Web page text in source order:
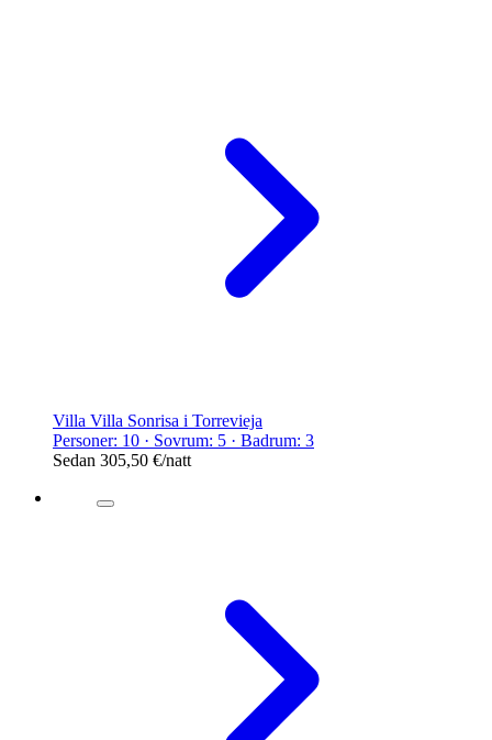
Villa Villa Sonrisa i Torrevieja
Personer: 10 · Sovrum: 5 · Badrum: 3
Sedan 305,50 €/natt